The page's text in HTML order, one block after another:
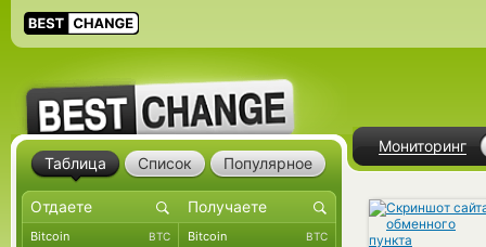
Мониторинг
Таблица Список Популярное
Bitcoin BTC Bitcoin BTC